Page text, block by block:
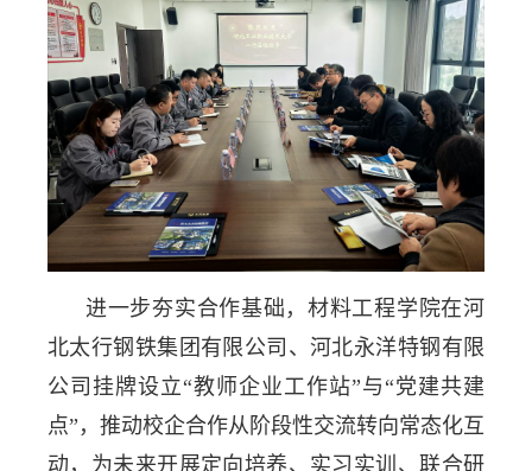
进一步夯实合作基础，材料工程学院在河
北太行钢铁集团有限公司、河北永洋特钢有限
公司挂牌设立“教师企业工作站”与“党建共建
点”，推动校企合作从阶段性交流转向常态化互
动，为未来开展定向培养、实习实训、联合研